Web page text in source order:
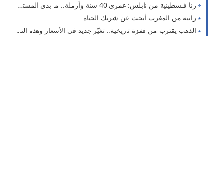
رنا فلسطينية من نابلس: عمري 40 سنة وأرملة.. ما بدي المستحيل، بدي شريك الحياة نعيش معه العمر بصدق
رانية من المغرب أبحث عن شريك الحياة
الذهب يقترب من قفزة تاريخية.. تغيّر جديد في الأسعار وهذه التفاصيل